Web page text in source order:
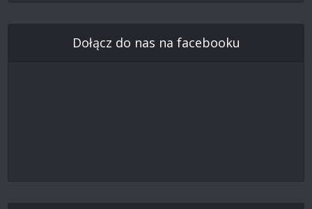
Dołącz do nas na facebooku